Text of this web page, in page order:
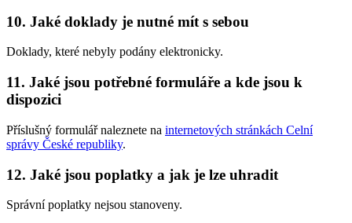
10. Jaké doklady je nutné mít s sebou
Doklady, které nebyly podány elektronicky.
11. Jaké jsou potřebné formuláře a kde jsou k
dispozici
Příslušný formulář naleznete na internetových stránkách Celní
správy České republiky.
12. Jaké jsou poplatky a jak je lze uhradit
Správní poplatky nejsou stanoveny.